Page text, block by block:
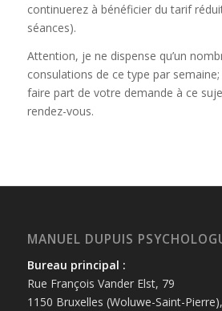
continuerez à bénéficier du tarif
séances).
Attention, je ne dispense qu’un
consulations de ce type par semaine;
faire part de votre demande à ce
rendez-vous.
MANUEL DUPUIS
Bureau principal :
Rue François Vander Elst, 79
1150 Bruxelles (Woluwe-Saint-